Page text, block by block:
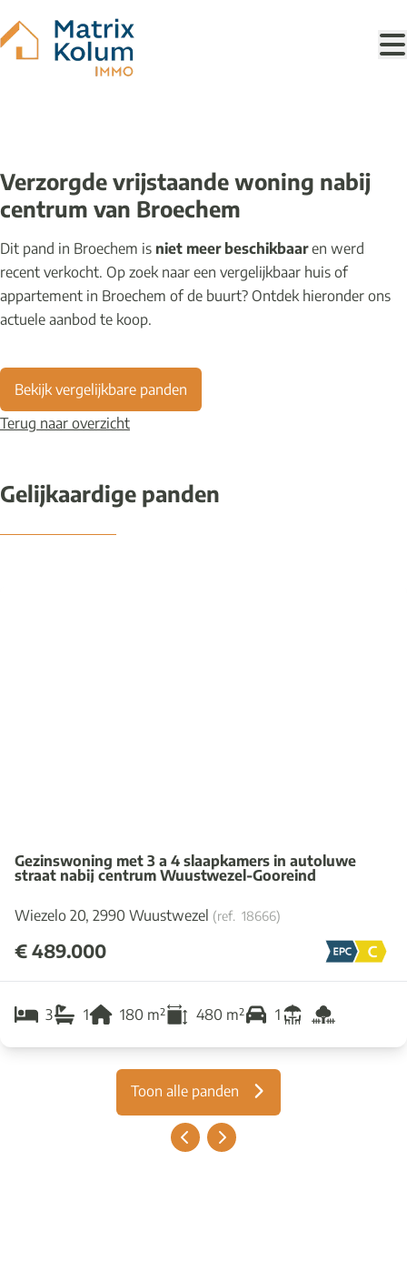
VERKOCHT
Verzorgde vrijstaande woning nabij
centrum van Broechem
Dit pand in Broechem is niet meer beschikbaaren werd
recent verkocht. Op zoek naar een vergelijkbaar huis of
appartement in Broechem of de buurt? Ontdek hieronder ons
actuele aanbod te koop.
Bekijk vergelijkbare panden
Terug naar overzicht
Gelijkaardige panden
Gezinswoning met 3 a 4 slaapkamers in autoluwe
straat nabij centrum Wuustwezel-Gooreind
Wiezelo 20, 2990 Wuustwezel (ref. 18666)
€ 489.000
3 1 180 m² 480 m² 1
Toon alle panden